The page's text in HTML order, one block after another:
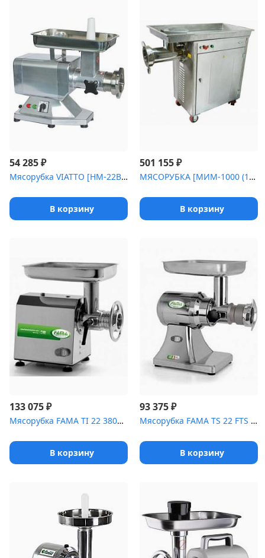
54 285₽
Мясорубка VIATTO [HM-22B (220V)]
В корзину
501 155₽
МЯСОРУБКА [МИМ-1000 (1000 кг/ч, 380В)]
В корзину
133 075₽
Мясорубка FAMA TI 22 380В [(FTI 136UTE)]
В корзину
93 375₽
Мясорубка FAMA TS 22 FTS 116UTE полный унгер 380 В
В корзину